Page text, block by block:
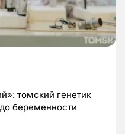
томский генетик
беременности